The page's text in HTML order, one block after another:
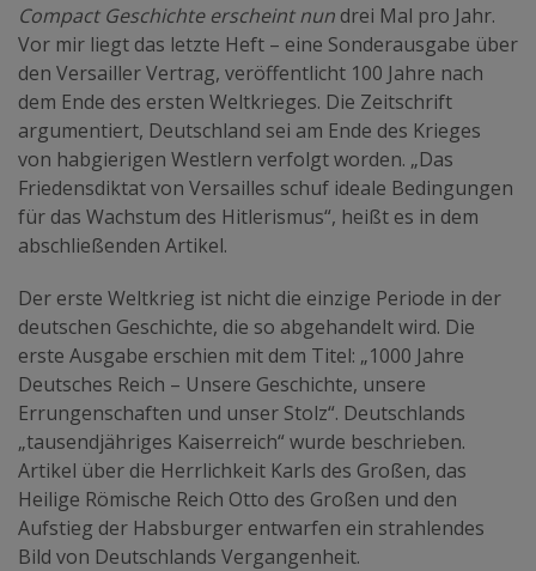
Compact Geschichte erscheint nun drei Mal pro Jahr.
Vor mir liegt das letzte Heft – eine Sonderausgabe über
den Versailler Vertrag, veröffentlicht 100 Jahre nach
dem Ende des ersten Weltkrieges. Die Zeitschrift
argumentiert, Deutschland sei am Ende des Krieges
von habgierigen Westlern verfolgt worden. „Das
Friedensdiktat von Versailles schuf ideale Bedingungen
für das Wachstum des Hitlerismus“, heißt es in dem
abschließenden Artikel.
Der erste Weltkrieg ist nicht die einzige Periode in der
deutschen Geschichte, die so abgehandelt wird. Die
erste Ausgabe erschien mit dem Titel: „1000 Jahre
Deutsches Reich – Unsere Geschichte, unsere
Errungenschaften und unser Stolz“. Deutschlands
„tausendjähriges Kaiserreich“ wurde beschrieben.
Artikel über die Herrlichkeit Karls des Großen, das
Heilige Römische Reich Otto des Großen und den
Aufstieg der Habsburger entwarfen ein strahlendes
Bild von Deutschlands Vergangenheit.